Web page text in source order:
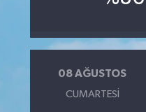
08 AĞUSTOS
CUMARTESI